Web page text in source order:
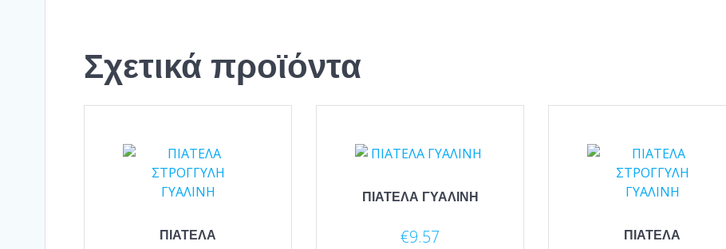
Σχετικά προϊόντα
ΠΙΑΤΕΛΑ
ΠΙΑΤΕΛΑ ΓΥΑΛΙΝΗ
€9.57
ΠΙΑΤΕΛΑ